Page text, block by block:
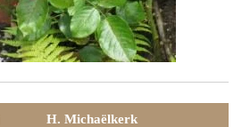
H. Michaëlkerk